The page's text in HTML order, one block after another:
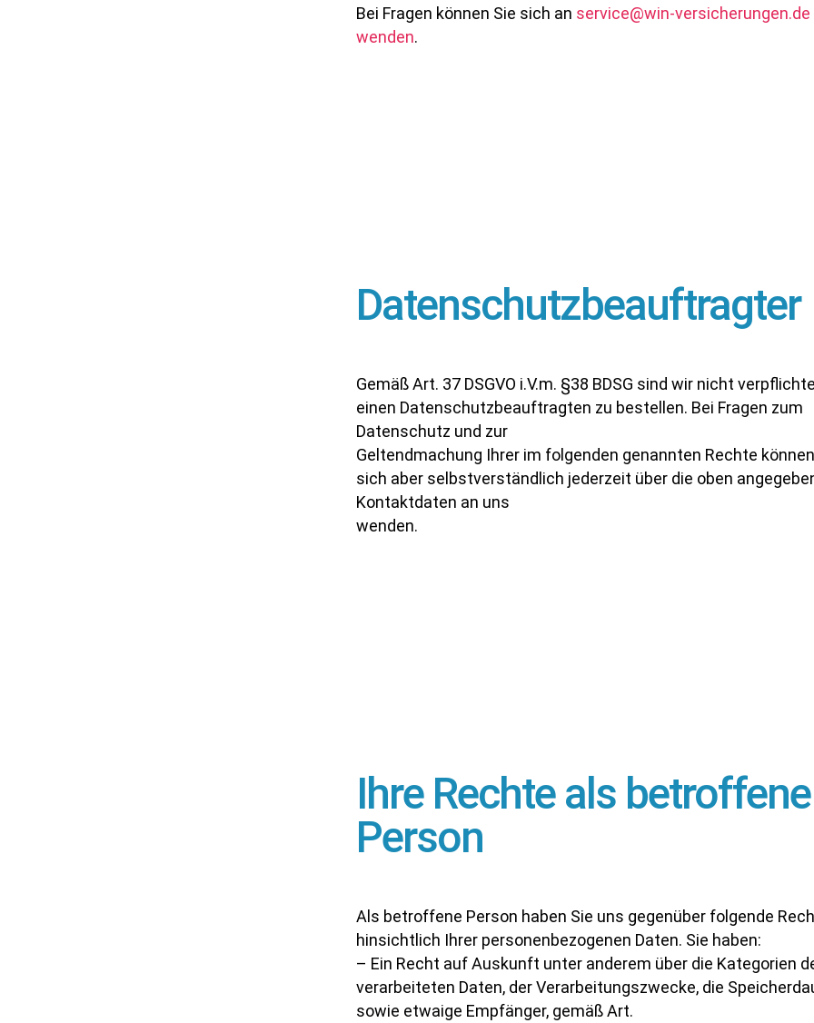
Bei Fragen können Sie sich an service@win-versicherungen.de
wenden.
Datenschutzbeauftragter
Gemäß Art. 37 DSGVO i.V.m. §38 BDSG sind wir nicht
einen Datenschutzbeauftragten zu bestellen. Bei Fragen zum
Datenschutz und zur
Geltendmachung Ihrer im folgenden genannten Rechte
sich aber selbstverständlich jederzeit über die oben
Kontaktdaten an uns
wenden.
Ihre Rechte als betroffene
Person
Als betroffene Person haben Sie uns gegenüber folgende
hinsichtlich Ihrer personenbezogenen Daten. Sie haben:
– Ein Recht auf Auskunft unter anderem über die Kategorien
verarbeiteten Daten, der Verarbeitungszwecke, die
sowie etwaige Empfänger, gemäß Art.